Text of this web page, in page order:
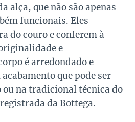
alça, que não são apenas
funcionais. Eles
do couro e conferem à
e
é arredondado e
que pode ser
na tradicional técnica do
da Bottega.